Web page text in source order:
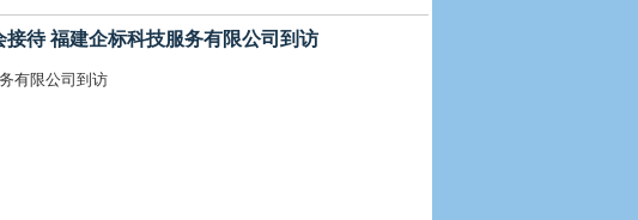
接待 福建企标科技服务有限公司到访
有限公司到访